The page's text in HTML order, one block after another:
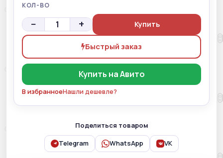
КОЛ-ВО
− + Купить
Быстрый заказ
Купить на Авито
В избранноеНашли дешевле?
Поделиться товаром
Telegram WhatsApp VK